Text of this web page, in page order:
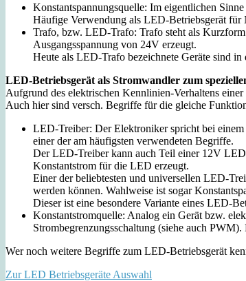
Konstantspannungsquelle: Im eigentlichen
Häufige Verwendung als LED-Betriebsgerät
Trafo, bzw. LED-Trafo: Trafo steht als
Ausgangsspannung von 24V erzeugt.
Heute als LED-Trafo bezeichnete Geräte sind
LED-Betriebsgerät als Stromwandler zum
Aufgrund des elektrischen Kennlinien-Verhaltens
Auch hier sind versch. Begriffe für die gleiche
LED-Treiber: Der Elektroniker spricht bei
einer der am häufigsten verwendeten Begriffe.
Der LED-Treiber kann auch Teil einer 12V
Konstantstrom für die LED erzeugt.
Einer der beliebtesten und universellen LED-
werden können. Wahlweise ist sogar
Dieser ist eine besondere Variante eines LED-
Konstantstromquelle: Analog ein Gerät bzw.
Strombegrenzungsschaltung (siehe auch
Wer noch weitere Begriffe zum LED-Betriebsgerät
Zur LED Betriebsgeräte Auswahl